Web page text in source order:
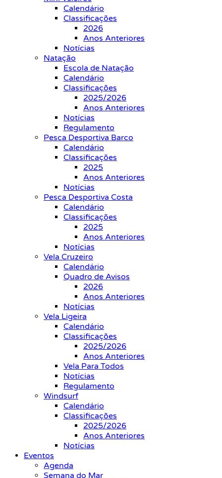
Calendário
Classificações
2026
Anos Anteriores
Notícias
Natação
Escola de Natação
Calendário
Classificações
2025/2026
Anos Anteriores
Notícias
Regulamento
Pesca Desportiva Barco
Calendário
Classificações
2025
Anos Anteriores
Notícias
Pesca Desportiva Costa
Calendário
Classificações
2025
Anos Anteriores
Notícias
Vela Cruzeiro
Calendário
Quadro de Avisos
2026
Anos Anteriores
Notícias
Vela Ligeira
Calendário
Classificações
2025/2026
Anos Anteriores
Vela Para Todos
Notícias
Regulamento
Windsurf
Calendário
Classificações
2025/2026
Anos Anteriores
Notícias
Eventos
Agenda
Semana do Mar